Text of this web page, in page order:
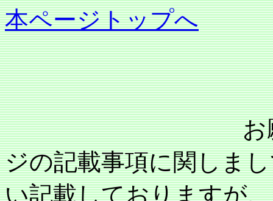
本ページトップへ
お願い：当事
ジの記載事項に関しま
い記載しておりますが、